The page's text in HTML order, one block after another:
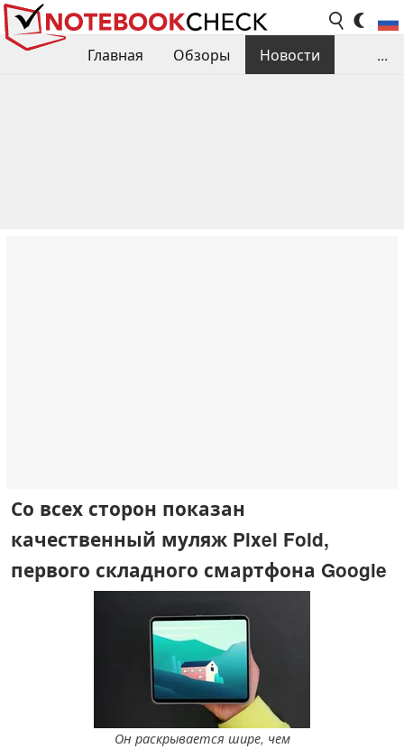
Главная Обзоры
Новости
...
Со всех сторон показан
качественный муляж Pixel Fold,
первого складного смартфона Google
Он раскрывается шире, чем